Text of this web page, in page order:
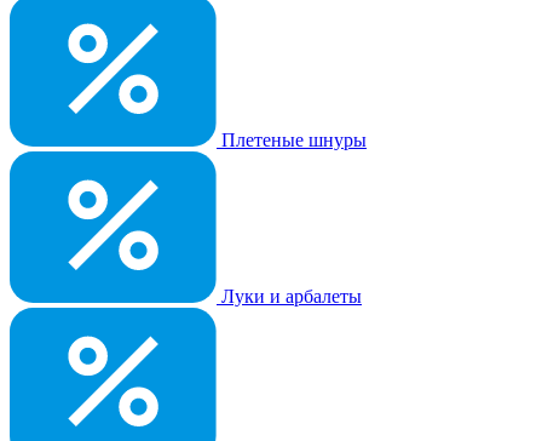
Плетеные шнуры
Луки и арбалеты